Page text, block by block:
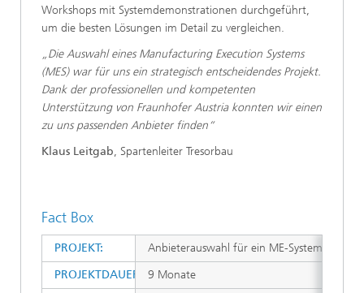
Workshops mit Systemdemonstrationen durchgeführt,
um die besten Lösungen im Detail zu vergleichen.
„Die Auswahl eines Manufacturing Execution Systems
(MES) war für uns ein strategisch entscheidendes Projekt.
Dank der professionellen und kompetenten
Unterstützung von Fraunhofer Austria konnten wir einen
zu uns passenden Anbieter finden“
Klaus Leitgab, Spartenleiter Tresorbau
Fact Box
Anbieterauswahl für ein ME-System
9 Monate
PROJEKT:
PROJEKTDAUER: